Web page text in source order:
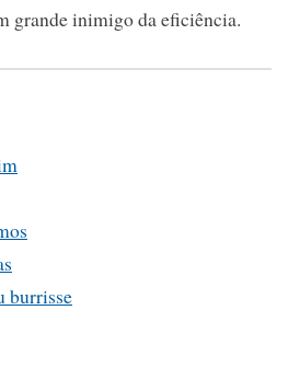
grande inimigo da eficiência.
burrisse